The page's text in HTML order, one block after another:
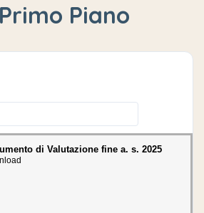
Piano
di Valutazione fine a. s. 2025